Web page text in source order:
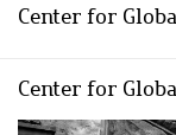
Center for
Center for
Hauptinhalt
Bild
Bild